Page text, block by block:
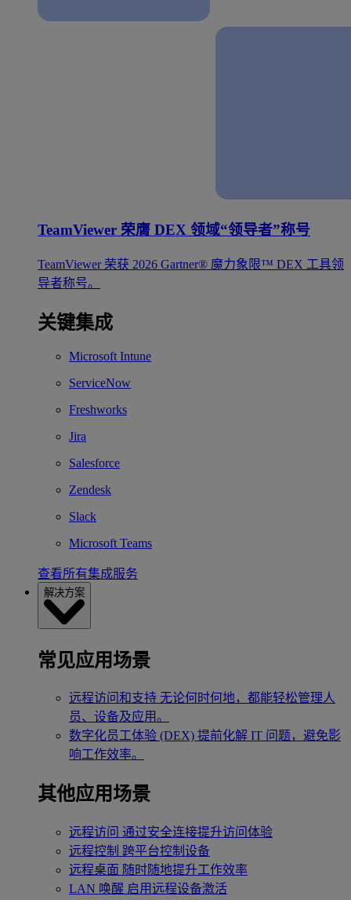
TeamViewer 荣膺 DEX 领域“领导者”称号
TeamViewer 荣获 2026 Gartner® 魔力象限™ DEX 工具领
导者称号。
关键集成
Microsoft Intune
ServiceNow
Freshworks
Jira
Salesforce
Zendesk
Slack
Microsoft Teams
查看所有集成服务
解决方案
常见应用场景
远程访问和支持 无论何时何地，都能轻松管理人
员、设备及应用。
数字化员工体验 (DEX) 提前化解 IT 问题，避免影
响工作效率。
其他应用场景
远程访问 通过安全连接提升访问体验
远程控制 跨平台控制设备
远程桌面 随时随地提升工作效率
LAN 唤醒 启用远程设备激活